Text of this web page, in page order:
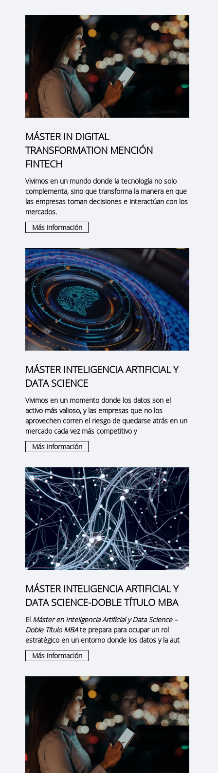
MÁSTER IN DIGITAL
TRANSFORMATION MENCIÓN
FINTECH
Vivimos en un mundo donde la tecnología no solo
complementa, sino que transforma la manera en que
las empresas toman decisiones e interactúan con los
mercados.
Más información
MÁSTER INTELIGENCIA ARTIFICIAL Y
DATA SCIENCE
Vivimos en un momento donde los datos son el
activo más valioso, y las empresas que no los
aprovechen corren el riesgo de quedarse atrás en un
mercado cada vez más competitivo y
Más información
MÁSTER INTELIGENCIA ARTIFICIAL Y
DATA SCIENCE-DOBLE TÍTULO MBA
El Máster en Inteligencia Artificial y Data Science –
Doble Título MBAte prepara para ocupar un rol
estratégico en un entorno donde los datos y la aut
Más información